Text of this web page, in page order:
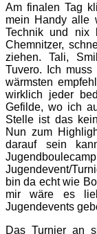
Am finalen Tag
mein Handy alle
Technik und nix
Chemnitzer,
ziehen. Tali,
Tuvero. Ich
wärmsten
wirklich jeder
Gefilde, wo ich
Stelle ist das
Nun zum
darauf sein
Jugendevent/
bin da echt wie
mir wäre es
Jugendevents
Das Turnier an